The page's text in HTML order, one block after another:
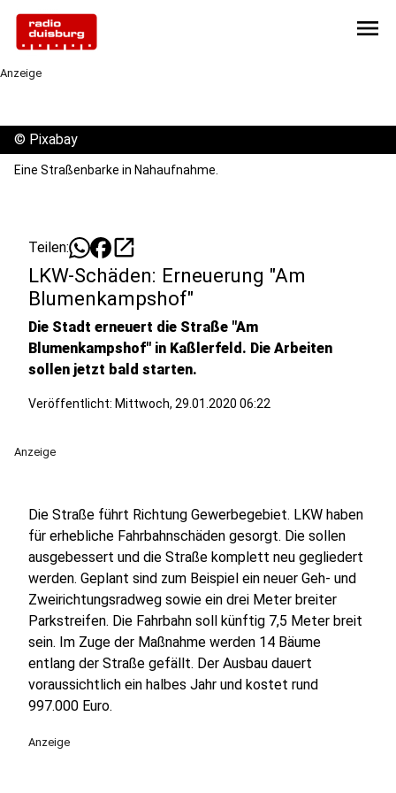
menu
Anzeige
© Pixabay
Eine Straßenbarke in Nahaufnahme.
Teilen: open_in_new
LKW-Schäden: Erneuerung "Am
Blumenkampshof"
Die Stadt erneuert die Straße "Am
Blumenkampshof" in Kaßlerfeld. Die Arbeiten
sollen jetzt bald starten.
Veröffentlicht: Mittwoch, 29.01.2020 06:22
Anzeige
Die Straße führt Richtung Gewerbegebiet. LKW haben
für erhebliche Fahrbahnschäden gesorgt. Die sollen
ausgebessert und die Straße komplett neu gegliedert
werden. Geplant sind zum Beispiel ein neuer Geh- und
Zweirichtungsradweg sowie ein drei Meter breiter
Parkstreifen. Die Fahrbahn soll künftig 7,5 Meter breit
sein. Im Zuge der Maßnahme werden 14 Bäume
entlang der Straße gefällt. Der Ausbau dauert
voraussichtlich ein halbes Jahr und kostet rund
997.000 Euro.
Anzeige